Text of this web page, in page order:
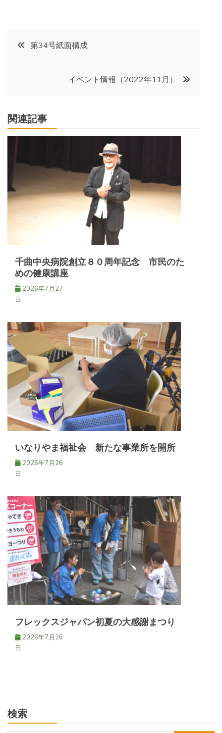
投
ビ
ゲ
ー
シ
ョ
ン
第34号紙面構成
イベント情報（2022年11月）
関連記事
千曲中央病院創立８０周年記念 市民のた
めの健康講座
2026年7月27
日
いなりやま福祉会 新たな事業所を開所
2026年7月26
日
フレックスジャパン初夏の大感謝まつり
2026年7月26
日
検索